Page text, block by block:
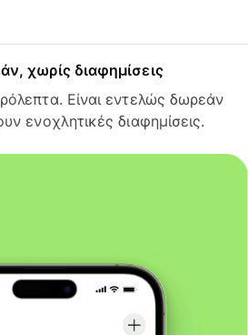
χωρίς διαφημίσεις
Είναι εντελώς δωρεάν
ενοχλητικές διαφημίσεις.